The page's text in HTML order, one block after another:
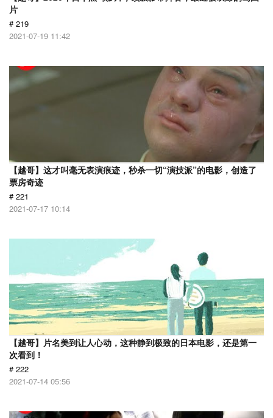
片
# 219
2021-07-19 11:42
【越哥】这才叫毫无表演痕迹，秒杀一切“演技派”的电影，创造了
票房奇迹
# 221
2021-07-17 10:14
【越哥】片名美到让人心动，这种静到极致的日本电影，还是第一
次看到！
# 222
2021-07-14 05:56